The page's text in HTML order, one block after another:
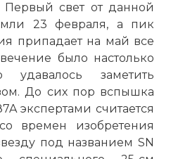
свет от данной
23 февраля, а пик
припадает на май все
было настолько
заметить
До сих пор вспышка
экспертами считается
времен изобретения
под названием SN